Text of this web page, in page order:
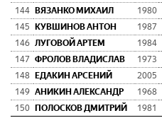
144
ВЯЗАНКО МИХАИЛ 1980
145
КУВШИНОВ АНТОН 1987
146 ЛУГОВОЙ АРТЕМ 1984
147 ФРОЛОВ ВЛАДИСЛАВ 1973
148
ЕДАКИН АРСЕНИЙ 2005
149 АНИКИН АЛЕКСАНДР 1968
150
ПОЛОСКОВ ДМИТРИЙ 1981